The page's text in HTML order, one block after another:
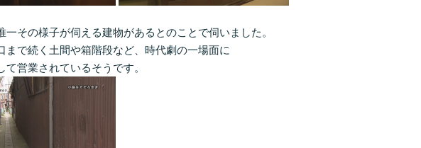
その様子が伺える建物があるとのことで伺いました。
で続く土間や箱階段など、時代劇の一場面に
営業されているそうです。